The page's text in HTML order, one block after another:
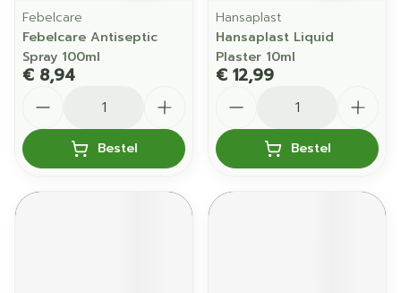
Febelcare
Febelcare Antiseptic
Spray 100ml
€ 8,94
Bestel
Hansaplast
Hansaplast Liquid
Plaster 10ml
€ 12,99
Bestel